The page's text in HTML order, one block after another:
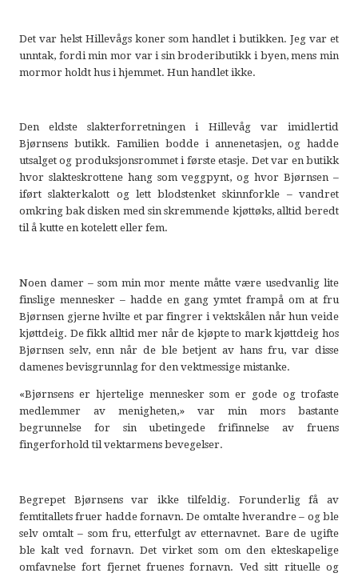
Det var helst Hillevågs koner som handlet i butikken. Jeg var et
unntak, fordi min mor var i sin brodeributikk i byen, mens min
mormor holdt hus i hjemmet. Hun handlet ikke.
Den eldste slakterforretningen i Hillevåg var imidlertid
Bjørnsens butikk. Familien bodde i annenetasjen, og hadde
utsalget og produksjonsrommet i første etasje. Det var en butikk
hvor slakteskrottene hang som veggpynt, og hvor Bjørnsen –
iført slakterkalott og lett blodstenket skinnforkle – vandret
omkring bak disken med sin skremmende kjøttøks, alltid beredt
til å kutte en kotelett eller fem.
Noen damer – som min mor mente måtte være usedvanlig lite
finslige mennesker – hadde en gang ymtet frampå om at fru
Bjørnsen gjerne hvilte et par fingrer i vektskålen når hun veide
kjøttdeig. De fikk alltid mer når de kjøpte to mark kjøttdeig hos
Bjørnsen selv, enn når de ble betjent av hans fru, var disse
damenes bevisgrunnlag for den vektmessige mistanke.
«Bjørnsens er hjertelige mennesker som er gode og trofaste
medlemmer av menigheten,» var min mors bastante
begrunnelse for sin ubetingede frifinnelse av fruens
fingerforhold til vektarmens bevegelser.
Begrepet Bjørnsens var ikke tilfeldig. Forunderlig få av
femtitallets fruer hadde fornavn. De omtalte hverandre – og ble
selv omtalt – som fru, etterfulgt av etternavnet. Bare de ugifte
ble kalt ved fornavn. Det virket som om den ekteskapelige
omfavnelse fort fjernet fruenes fornavn. Ved sitt rituelle og